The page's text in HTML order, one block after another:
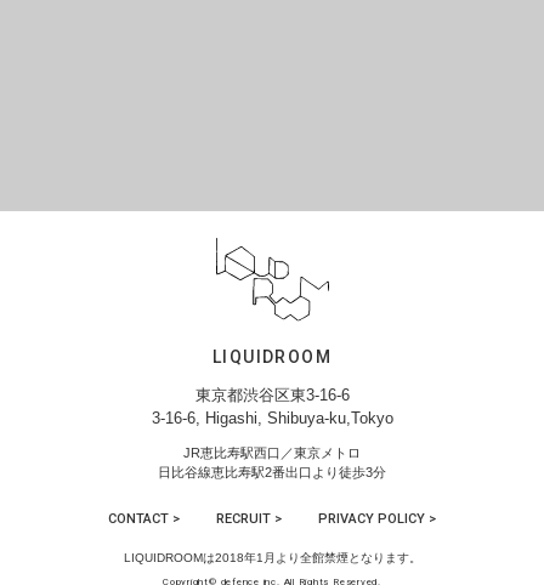
LIQUIDROOM
東京都渋谷区東3-16-6
3-16-6, Higashi, Shibuya-ku,Tokyo
JR恵比寿駅西口／東京メトロ
日比谷線恵比寿駅2番出口より徒歩3分
CONTACT > RECRUIT > PRIVACY POLICY >
LIQUIDROOMは2018年1月より全館禁煙となります。
Copyright© defence inc. All Rights Reserved.